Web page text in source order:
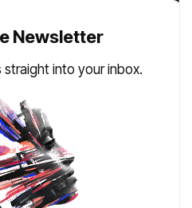
Newsletter
into your inbox.